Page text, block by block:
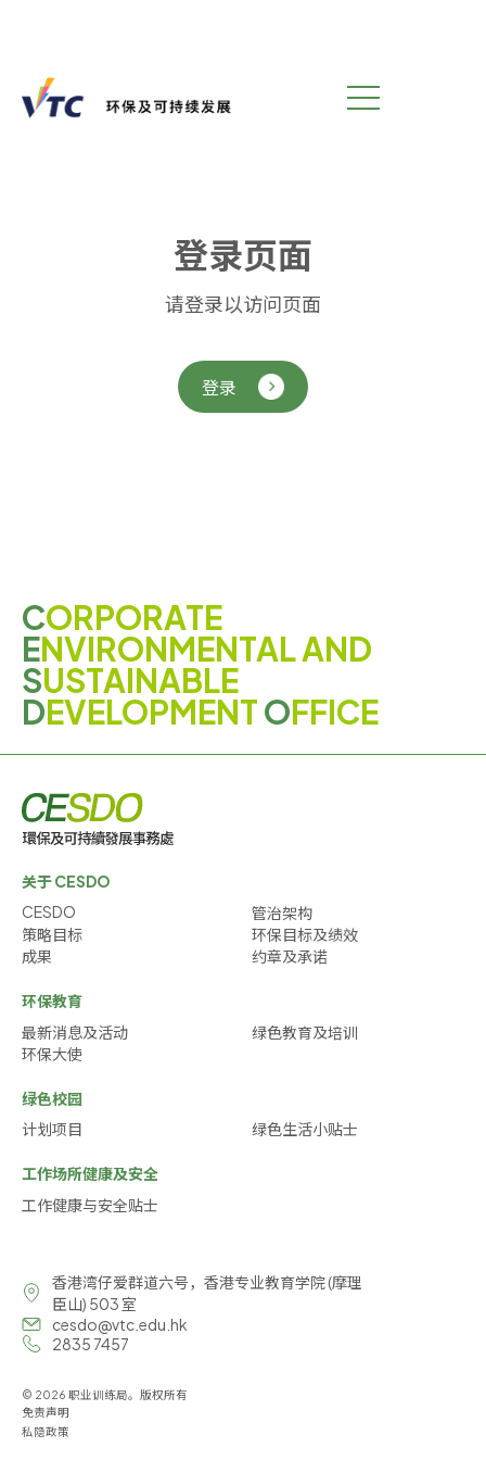
登录页面
请登录以访问页面
登录
CORPORATE
ENVIRONMENTAL AND
SUSTAINABLE
DEVELOPMENTOFFICE
关于 CESDO
CESDO
管治架构
策略目标
环保目标及绩效
成果
约章及承诺
环保教育
最新消息及活动
绿色教育及培训
环保大使
绿色校园
计划项目
绿色生活小贴士
工作场所健康及安全
工作健康与安全贴士
香港湾仔爱群道六号，香港专业教育学院 (摩理
臣山) 503 室
cesdo@vtc.edu.hk
2835 7457
© 2026 职业训练局。版权所有
免责声明
私隐政策